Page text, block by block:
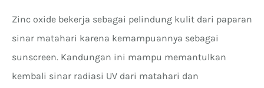
Zinc oxide bekerja sebagai pelindung kulit dari paparan
sinar matahari karena kemampuannya sebagai
sunscreen. Kandungan ini mampu memantulkan
kembali sinar radiasi UV dari matahari dan